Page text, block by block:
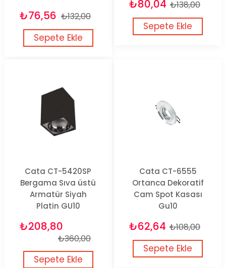
₺76,56 ₺132,00
Sepete Ekle
₺80,04 ₺138,00
Sepete Ekle
Cata CT-5420SP
Bergama Sıva üstü
Armatür Siyah
Platin GU10
₺208,80
₺360,00
Sepete Ekle
Cata CT-6555
Ortanca Dekoratif
Cam Spot Kasası
Gu10
₺62,64 ₺108,00
Sepete Ekle